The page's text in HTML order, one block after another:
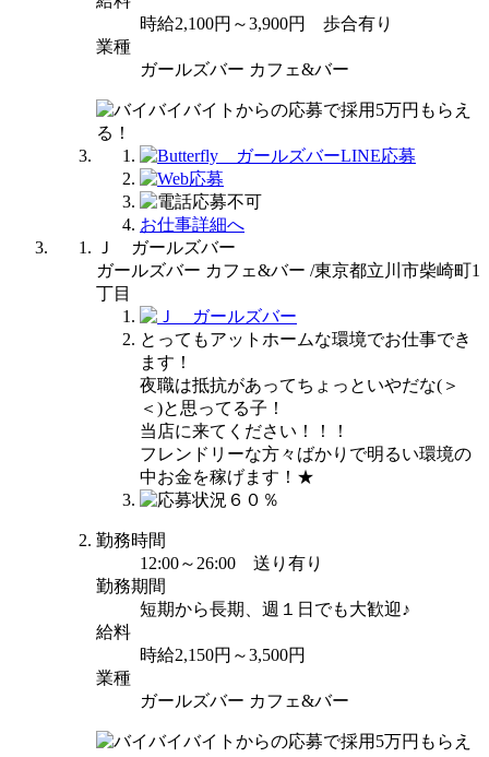
時給2,100円～3,900円 歩合有り
業種
ガールズバー カフェ&バー
お仕事詳細へ
Ｊ ガールズバー
ガールズバー カフェ&バー /東京都立川市柴崎町1
丁目
とってもアットホームな環境でお仕事でき
ます！
夜職は抵抗があってちょっといやだな(＞
＜)と思ってる子！
当店に来てください！！！
フレンドリーな方々ばかりで明るい環境の
中お金を稼げます！★
勤務時間
12:00～26:00 送り有り
勤務期間
短期から長期、週１日でも大歓迎♪
給料
時給2,150円～3,500円
業種
ガールズバー カフェ&バー